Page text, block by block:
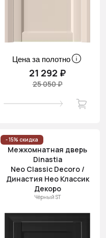
Цена за полотно
21 292 ₽
25 050 ₽
- 15% скидка
Межкомнатная дверь
Dinastia
Neo Classic Decoro /
Династия Нео Классик
Декоро
Чёрный ST